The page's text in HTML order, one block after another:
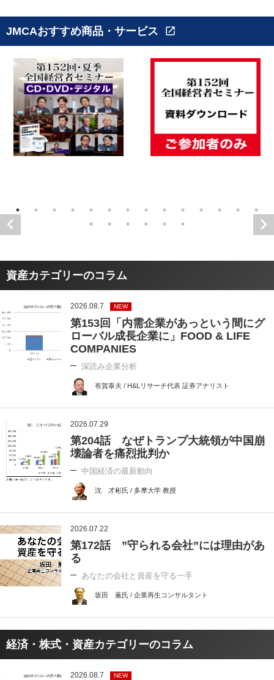
JMCAおすすめ商品・サービス open_in_new
資産カテゴリーのコラム
2026.08.7 NEW
第153回「内需企業があっという間にグ
ローバル成長企業に」FOOD & LIFE
COMPANIES
深読み企業分析
有賀泰夫 / H&Lリサーチ代表 証券アナリスト
2026.07.29
第204話 なぜトランプ大統領が中国崩
壊論者を痛烈批判か
中国経済の最新動向
沈 才彬氏 / 多摩大学 教授
2026.07.22
第172話 ”守られる会社”には理由があ
る
あなたの会社と資産を守る一手
坂田 薫氏 / 企業再生コンサルタント
経済・株式・資産カテゴリーのコラム
2026.08.7 NEW